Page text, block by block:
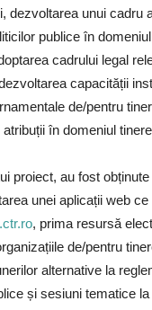
dezvoltarea unui cadru
publice în
cadrului legal
capacității
de/pentru
în domeniul
proiect, au fost
unei aplicații web
, prima resursă
de/pentru
alternative la
și sesiuni tematice